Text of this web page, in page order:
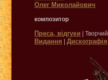
Олег Миколайович
композитор
Преса, відгуки |
Видання Дискографія